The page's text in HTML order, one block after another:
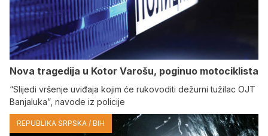
Nova tragedija u Kotor Varošu, poginuo motociklista
“Slijedi vršenje uviđaja kojim će rukovoditi dežurni tužilac OJT
Banjaluka”, navode iz policije
REPUBLIKA SRPSKA / BIH